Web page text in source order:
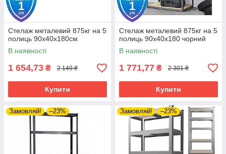
Стелаж металевий 875кг на 5
полиць 90х40х180см
В наявності
1 654,73 ₴ 2 149 ₴
Купити
Стелаж металевий 875кг на 5
полиць 90х40х180 чорний
В наявності
1 771,77 ₴ 2 301 ₴
Купити
Замовляй! –23% Замовляй! –23%